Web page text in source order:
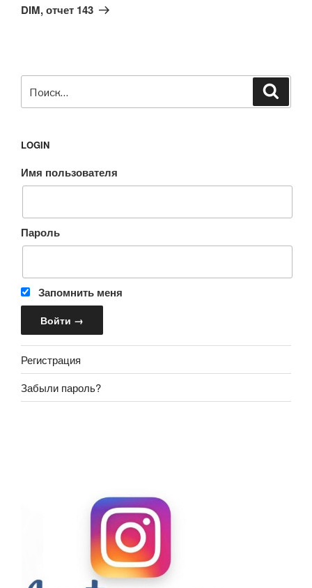
запись
DIM, отчет 143
LOGIN
Имя пользователя
Пароль
Запомнить меня
Регистрация
Забыли пароль?